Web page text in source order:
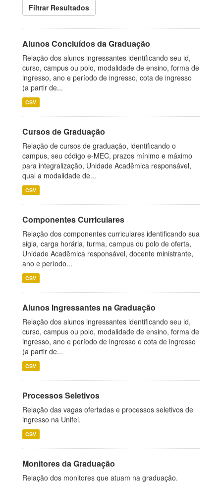
Filtrar Resultados
Alunos Concluídos da Graduação
Relação dos alunos ingressantes identificando seu id,
curso, campus ou polo, modalidade de ensino, forma de
ingresso, ano e período de ingresso, cota de ingresso
(a partir de...
CSV
Cursos de Graduação
Relação de cursos de graduação, identificando o
campus, seu código e-MEC, prazos mínimo e máximo
para integralização, Unidade Acadêmica responsável,
qual a modalidade de...
CSV
Componentes Curriculares
Relação dos componentes curriculares identificando sua
sigla, carga horária, turma, campus ou polo de oferta,
Unidade Acadêmica responsável, docente ministrante,
ano e período...
CSV
Alunos Ingressantes na Graduação
Relação dos alunos ingressantes identificando seu id,
curso, campus ou polo, modalidade de ensino, forma de
ingresso, ano e período de ingresso e cota de ingresso
(a partir de...
CSV
Processos Seletivos
Relação das vagas ofertadas e processos seletivos de
ingresso na Unifei.
CSV
Monitores da Graduação
Relação dos monitores que atuam na graduação.